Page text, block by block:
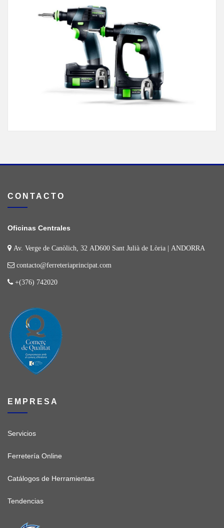
CONTACTO
Oficinas Centrales
Av. Verge de Canòlich, 32 AD600 Sant Julià de Lòria | ANDORRA
contacto@ferreteriaprincipat.com
+(376) 742020
EMPRESA
Servicios
Ferretería Online
Catálogos de Herramientas
Tendencias